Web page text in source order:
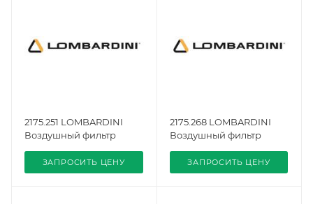
2175.251 LOMBARDINI
Воздушный фильтр
ЗАПРОСИТЬ ЦЕНУ
2175.268 LOMBARDINI
Воздушный фильтр
ЗАПРОСИТЬ ЦЕНУ